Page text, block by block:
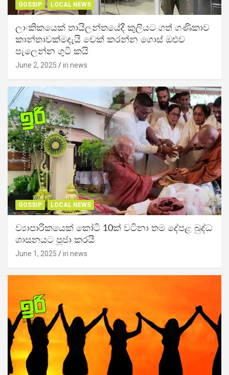
GOSSIP LOCAL NEWS
ලාංකිකයෙක් තායිලන්තයේදී කුලියට ගත් ගණිකාව
කාන්තාවක්මදැයි චෙක් කරන්න ගොස් ඔළුව
පැලෙන්න ගුටි කයි
June 2, 2025 iri news
GOSSIP LOCAL NEWS
ව්‍යාපාරිකයෙක් කෝටි 10ක් වටිනා තම දේපළ බුද්ධ
ශාසනයට පූජා කරයි
June 1, 2025 iri news